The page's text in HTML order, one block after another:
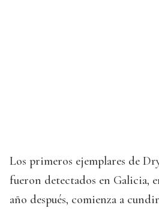
Los primeros ejemplares de
fueron detectados en Galicia,
año después, comienza a